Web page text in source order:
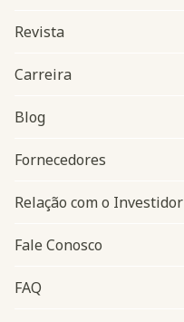
Navegação do rodapé
Revista
Carreira
Blog
Fornecedores
Relação com o Investidor
Fale Conosco
FAQ